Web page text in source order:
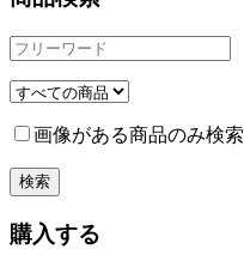
画像がある商品のみ検索
購入する